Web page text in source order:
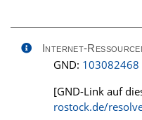
Internet-
GND: 103082468
[GND-Link auf
rostock.de/